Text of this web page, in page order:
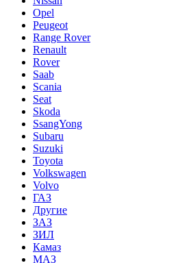
Opel
Peugeot
Range Rover
Renault
Rover
Saab
Scania
Seat
Skoda
SsangYong
Subaru
Suzuki
Toyota
Volkswagen
Volvo
ГАЗ
Другие
ЗАЗ
ЗИЛ
Камаз
МАЗ